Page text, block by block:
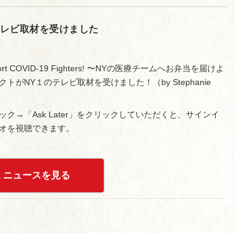
ビ取材を受けました
COVID-19 Fighters! 〜NYの医療チームへお弁当を届けよ
トがNY１のテレビ取材を受けました！（by Stephanie
ク→「Ask Later」をクリックしていただくと、サインイ
を視聴できます。
ニュースを見る